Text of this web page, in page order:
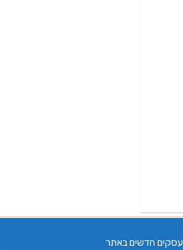
עסקים חדשים באתר